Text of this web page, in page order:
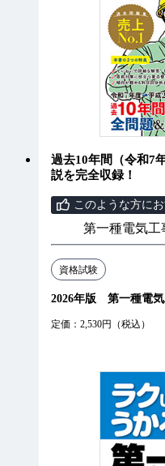
過去10年間（令和7
説を完全収録！
このような方に
第一種電気工
資格試験
2026年版 第一種電
定価：2,530円（税込）